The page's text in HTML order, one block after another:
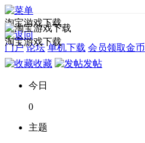
淘宝游戏下载
门户 论坛 单机下载 会员领取金币
淘宝游戏下载
收藏 发帖
今日
0
主题